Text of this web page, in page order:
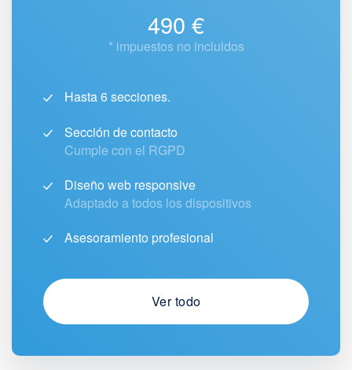
490 €
* impuestos no incluidos
Hasta 6 secciones.
Sección de contacto
Cumple con el RGPD
Diseño web responsive
Adaptado a todos los dispositivos
Asesoramiento profesional
Ver todo